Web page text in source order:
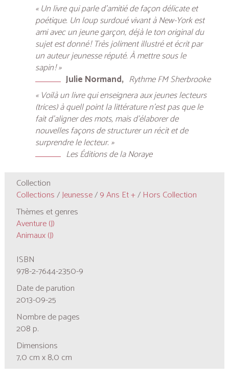
« Un livre qui parle d’amitié de façon délicate et
poétique. Un loup surdoué vivant à New-York est
ami avec un jeune garçon, déjà le ton original du
sujet est donné ! Très joliment illustré et écrit par
un auteur jeunesse réputé. À mettre sous le
sapin ! »
Julie Normand Rythme FM Sherbrooke
« Voilà un livre qui enseignera aux jeunes lecteurs
(trices) à quell point la littérature n’est pas que le
fait d’aligner des mots, mais d’élaborer de
nouvelles façons de structurer un récit et de
surprendre le lecteur. »
Les Éditions de la Noraye
Collection
Collections/Jeunesse/9 Ans Et +/ Hors Collection
Thèmes et genres
Aventure (J)
Animaux (J)
ISBN
978-2-7644-2350-9
Date de parution
2013-09-25
Nombre de pages
208 p.
Dimensions
7,0 cm x 8,0 cm